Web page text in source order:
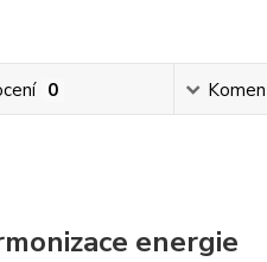
0
energie